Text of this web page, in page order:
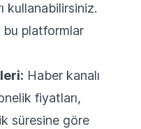
kullanabilirsiniz.
bu platformlar
Haber kanalı
fiyatları,
süresine göre